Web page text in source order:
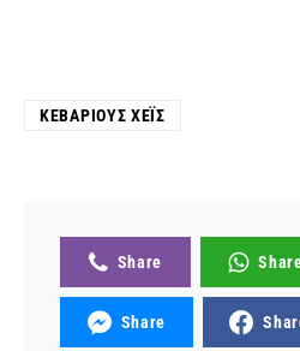
ΚΕΒΆΡΙΟΥΣ ΧΈΙΣ
Share
Share